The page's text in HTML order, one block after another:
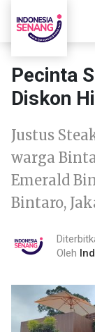
Pecinta
Diskon
Justus
warga
Emerald
Bintaro,
Oleh